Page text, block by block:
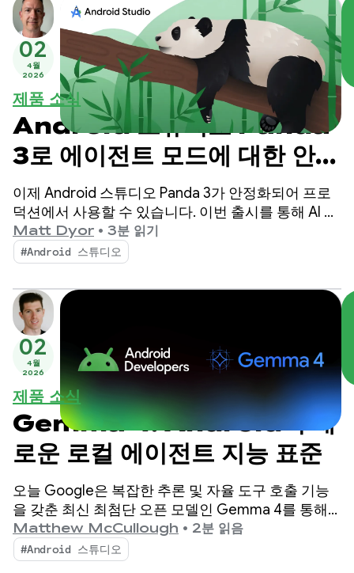
02
4월
2026
제품 소식
Android 스튜디오 Panda
3로 에이전트 모드에 대한 안내
및 제어 강화
이제 Android 스튜디오 Panda 3가 안정화되어 프로
덕션에서 사용할 수 있습니다. 이번 출시를 통해 AI 기
반 워크플로를 더욱 세부적으로 제어하고 맞춤설정할
수 있어 고품질 Android 앱을 그 어느 때보다 쉽게 빌
드할 수 있습니다.
Matt Dyor • 3분 읽기
#Android 스튜디오
02
4월
2026
제품 소식
Gemma 4: Android의 새
로운 로컬 에이전트 지능 표준
오늘 Google은 복잡한 추론 및 자율 도구 호출 기능
을 갖춘 최신 최첨단 오픈 모델인 Gemma 4를 통해
Android 개발을 개선하고 있습니다.
Matthew McCullough • 2분 읽음
#Android 스튜디오